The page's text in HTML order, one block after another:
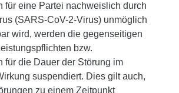
für eine Partei nachweislich durch
(SARS-CoV-2-Virus) unmöglich
wird, werden die gegenseitigen
bzw.
für die Dauer der Störung im
suspendiert. Dies gilt auch,
zu einem Zeitpunkt